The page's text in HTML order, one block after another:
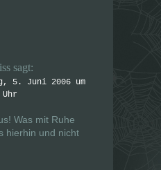
sagt:
5. Juni 2006 um
Was mit Ruhe
hierhin und nicht